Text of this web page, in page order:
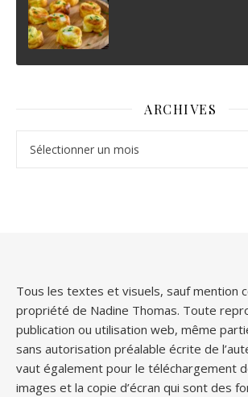
ARCHIVES
Tous les textes et visuels, sauf mention
propriété de Nadine Thomas. Toute
publication ou utilisation web, même
sans autorisation préalable écrite de
vaut également pour le téléchargement
images et la copie d’écran qui sont des